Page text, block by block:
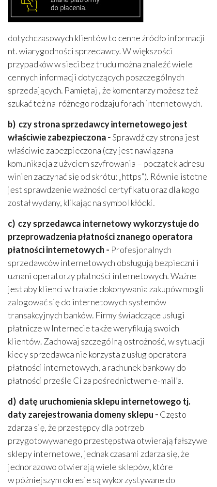
dotychczasowych klientów to cenne źródło informacji
nt. wiarygodności sprzedawcy. W większości
przypadków w sieci bez trudu można znaleźć wiele
cennych informacji dotyczących poszczególnych
sprzedających. Pamiętaj , że komentarzy możesz też
szukać też na różnego rodzaju forach internetowych.
b) czy strona sprzedawcy internetowego jest
właściwie zabezpieczona -Sprawdź czy strona jest
właściwie zabezpieczona (czy jest nawiązana
komunikacja z użyciem szyfrowania – początek adresu
winien zaczynać się od skrótu: „https”). Równie istotne
jest sprawdzenie ważności certyfikatu oraz dla kogo
został wydany, klikając na symbol kłódki.
c) czy sprzedawca internetowy wykorzystuje do
przeprowadzenia płatności znanego operatora
płatności internetowych - Profesjonalnych
sprzedawców internetowych obsługują bezpieczni i
uznani operatorzy płatności internetowych. Ważne
jest aby klienci w trakcie dokonywania zakupów mogli
zalogować się do internetowych systemów
transakcyjnych banków. Firmy świadczące usługi
płatnicze w Internecie także weryfikują swoich
klientów. Zachowaj szczególną ostrożność, w sytuacji
kiedy sprzedawca nie korzysta z usług operatora
płatności internetowych, a rachunek bankowy do
płatności prześle Ci za pośrednictwem e-mail’a.
d) datę uruchomienia sklepu internetowego tj.
daty zarejestrowania domeny sklepu - Często
zdarza się, że przestępcy dla potrzeb
przygotowywanego przestępstwa otwierają fałszywe
sklepy internetowe, jednak czasami zdarza się, że
jednorazowo otwierają wiele sklepów, które
w późniejszym okresie są wykorzystywane do